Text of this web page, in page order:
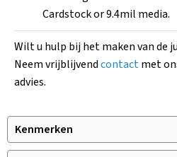
Kenmerken
Cardstock or 9.4mil media.
Wilt u hulp bij het maken van de
Neem vrijblijvendcontactmet
advies.